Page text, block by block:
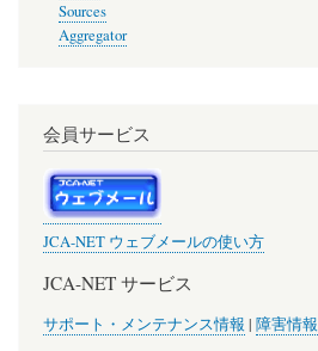
Sources
Aggregator
会員サービス
JCA-NET ウェブメールの使い方
JCA-NET サービス
サポート・メンテナンス情報 | 障害情報